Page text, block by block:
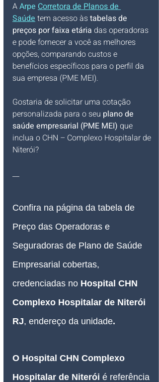
A Arpe Corretora de Planos de
Saúde tem acesso às tabelas de
preços por faixa etária das operadoras
e pode fornecer a você as melhores
opções, comparando custos e
benefícios específicos para o perfil da
sua empresa (PME MEI).
Gostaria de solicitar uma cotação
personalizada para o seu plano de
saúde empresarial (PME MEI) que
inclua o CHN – Complexo Hospitalar de
Niterói?
__
Confira na página da tabela de
Preço das Operadoras e
Seguradoras de Plano de Saúde
Empresarial cobertas,
credenciadas no Hospital CHN
Complexo Hospitalar de Niterói
RJ, endereço da unidade.
O Hospital CHN Complexo
Hospitalar de Niterói é referência